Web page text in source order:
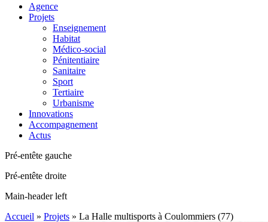
Agence
Projets
Enseignement
Habitat
Médico-social
Pénitentiaire
Sanitaire
Sport
Tertiaire
Urbanisme
Innovations
Accompagnement
Actus
Pré-entête gauche
Pré-entête droite
Main-header left
Accueil » Projets » La Halle multisports à Coulommiers (77)